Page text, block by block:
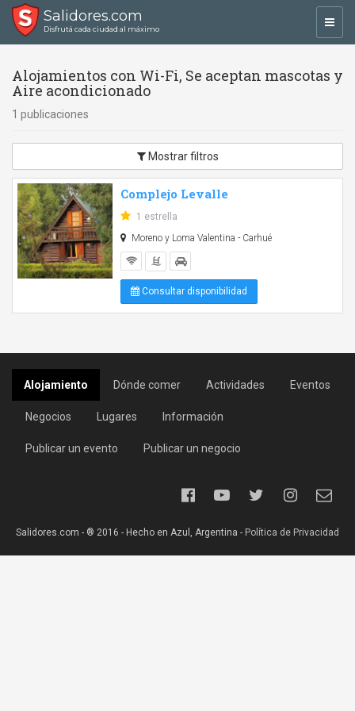
Salidores.com
Disfrutá cada ciudad al máximo
Alojamientos con Wi-Fi, Se aceptan mascotas y
Aire acondicionado
1 publicaciones
Mostrar filtros
Complejo Levalle
1 estrella
Moreno y Loma Valentina - Carhué
Consultar disponibilidad
Alojamiento Dónde comer Actividades Eventos
Negocios Lugares Información
Publicar un evento Publicar un negocio
Salidores.com - ® 2016 - Hecho en Azul, Argentina - Política de Privacidad